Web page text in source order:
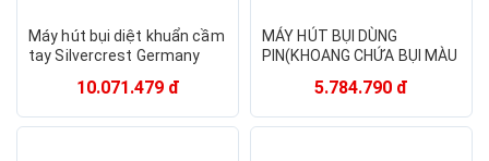
Máy hút bụi diệt khuẩn cầm
tay Silvercrest Germany
10.071.479 đ
MÁY HÚT BỤI DÙNG
PIN(KHOANG CHỨA BỤI MÀU
CL117FDX7 -Hàng chính
hãng
5.784.790 đ